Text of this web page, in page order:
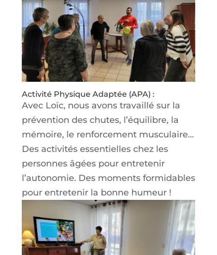
Activité Physique Adaptée (APA) :
Avec Loïc, nous avons travaillé sur la
prévention des chutes, l’équilibre, la
mémoire, le renforcement musculaire…
Des activités essentielles chez les
personnes âgées pour entretenir
l’autonomie. Des moments formidables
pour entretenir la bonne humeur !